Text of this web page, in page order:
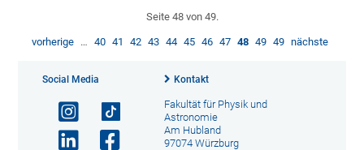
Seite 48 von 49.
vorherige … 40 41 42 43 44 45 46 47 48 49 49 nächste
Social Media Kontakt
Fakultät für Physik und
Astronomie
Am Hubland
97074 Würzburg